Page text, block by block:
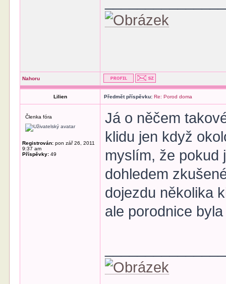
Nahoru
Lilien Předmět příspěvku: Re: Porod doma
Členka fóra
Registrován: pon zář 26, 2011
9:37 am
Příspěvky: 49
Já o něčem
klidu jen když
myslím, že pokud
dohledem
dojezdu několika
ale porodnice